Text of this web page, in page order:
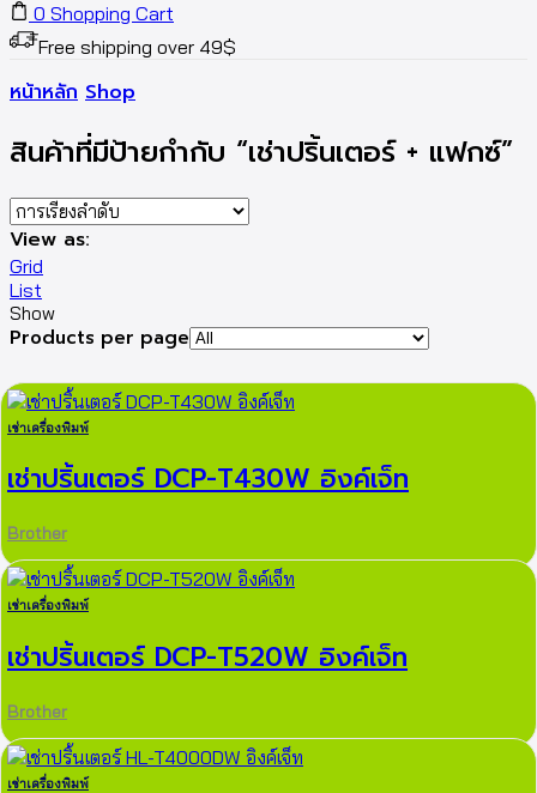
0 Shopping Cart
Free shipping over 49$
หน้าหลัก Shop
สินค้าที่มีป้ายกำกับ “เช่าปริ้นเตอร์ + แฟกซ์”
View as:
Grid
List
Show
Products per page
เช่าเครื่องพิมพ์
เช่าปริ้นเตอร์ DCP-T430W อิงค์เจ็ท
Brother
เช่าเครื่องพิมพ์
เช่าปริ้นเตอร์ DCP-T520W อิงค์เจ็ท
Brother
เช่าเครื่องพิมพ์